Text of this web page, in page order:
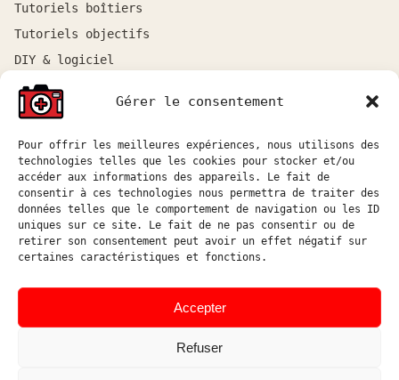
Gérer le consentement
Pour offrir les meilleures expériences, nous utilisons des
technologies telles que les cookies pour stocker et/ou
accéder aux informations des appareils. Le fait de
consentir à ces technologies nous permettra de traiter des
données telles que le comportement de navigation ou les ID
uniques sur ce site. Le fait de ne pas consentir ou de
retirer son consentement peut avoir un effet négatif sur
certaines caractéristiques et fonctions.
Accepter
Refuser
Tutoriels boîtiers
Tutoriels objectifs
DIY & logiciel
ATELIER
Atelier sur rendez-vous entre Marseille et Aix-en-
Provence.
Réponse aux demandes de devis sous 48h ouvrées.
atelier@hostophoto.fr
À propos de l’atelier
Accéder au suivi atelier